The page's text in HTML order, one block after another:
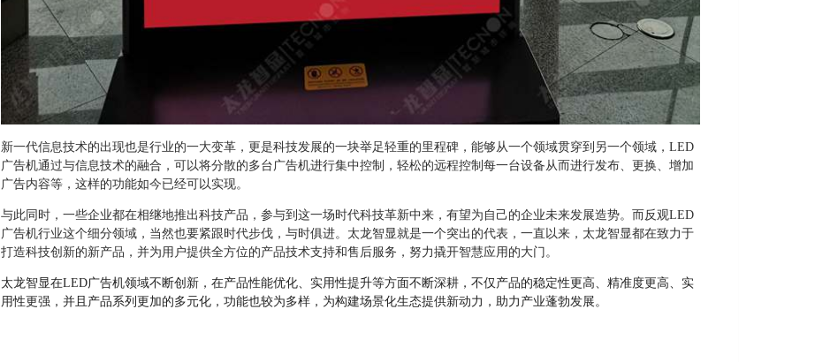
新一代信息技术的出现也是行业的一大变革，更是科技发展的一块举足轻重的里程碑，能够从一个领域贯穿到另一个领域， LED
广告机通过与信息技术的融合，可以将分散的多台广告机进行集中控制，轻松的远程控制每一台设备从而进行发布、更换、增加
广告内容等，这样的功能如今已经可以实现。
与此同时，一些企业都在相继地推出科技产品，参与到这一场时代科技革新中来，有望为自己的企业未来发展造势。而反观LED
广告机行业这个细分领域，当然也要紧跟时代步伐，与时俱进。太龙智显就是一个突出的代表，一直以来，太龙智显都在致力于
打造科技创新的新产品，并为用户提供全方位的产品技术支持和售后服务，努力撬开智慧应用的大门。
太龙智显在LED广告机领域不断创新，在产品性能优化、实用性提升等方面不断深耕，不仅产品的稳定性更高、精准度更高、实
用性更强，并且产品系列更加的多元化，功能也较为多样，为构建场景化生态提供新动力，助力产业蓬勃发展。